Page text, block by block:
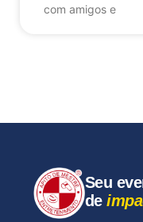
com amigos e
Seu
de